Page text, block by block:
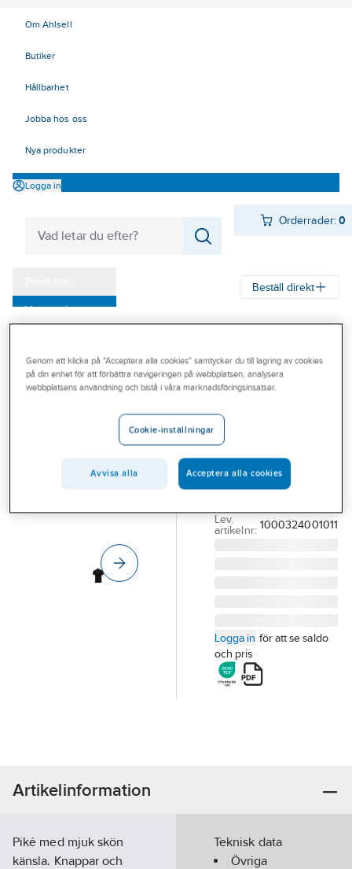
Om Ahlsell
Butiker
Hållbarhet
Jobba hos oss
Nya produkter
Logga in
Orderrader:0
Varumärken
Outlet
Branscher
Beställ direkt
SOUTH WEST
Pikétröja South
West Somerton
347
PIKÉTRÖJA SOUTH
WEST SOMERTON
347 SVART STL XL
Lev.
artikelnr: 1000324001011
Logga in för att se saldo
och pris
Artikelinformation
Piké med mjuk skön
känsla. Knappar och
Teknisk data
Övriga
Genom att klicka på "Acceptera alla cookies" samtycker du till lagring av cookies
på din enhet för att förbättra navigeringen på webbplatsen, analysera
webbplatsens användning och bistå i våra marknadsföringsinsatser.
Cookie-inställningar
Avvisa alla Acceptera alla cookies